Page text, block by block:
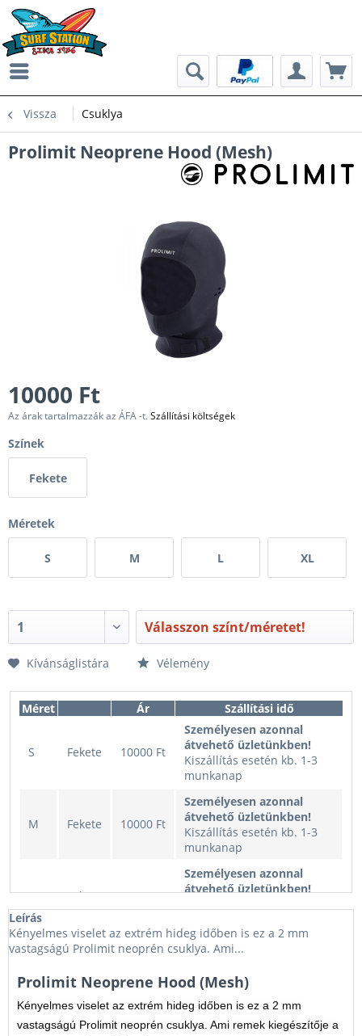
Vissza Csuklya
Prolimit Neoprene Hood (Mesh)
10000 Ft
Az árak tartalmazzák az ÁFA -t.Szállítási költségek
Színek
Fekete
Méretek
S M L XL
Válasszon színt/méretet!
Kívánságlistára Vélemény
Méret Ár Szállítási idő
S Fekete 10000 Ft
Személyesen azonnal
átvehető üzletünkben!
Kiszállítás esetén kb. 1-3
munkanap
M Fekete 10000 Ft
Személyesen azonnal
átvehető üzletünkben!
Kiszállítás esetén kb. 1-3
munkanap
L Fekete 10000 Ft
Személyesen azonnal
átvehető üzletünkben!
Személyesen azonnal
átvehető üzletünkben!
Kiszállítás esetén kb. 1-3
munkanap
Leírás
Kényelmes viselet az extrém hideg időben is ez a 2 mm
vastagságú Prolimit neoprén csuklya. Ami...
Prolimit Neoprene Hood (Mesh)
Kényelmes viselet az extrém hideg időben is ez a 2 mm
vastagságú Prolimit neoprén csuklya. Ami remek kiegészítője a